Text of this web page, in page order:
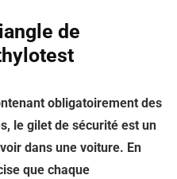
de
obligatoirement des
le gilet de sécurité est un
dans une voiture. En
que chaque